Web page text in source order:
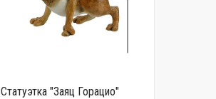
Статуэтка "Заяц Горацио"